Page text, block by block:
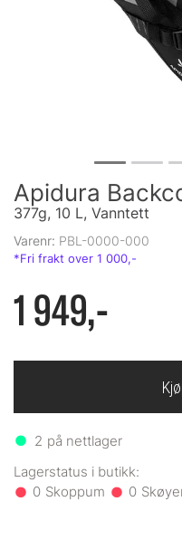
Apidura
377g, 10 L, Vanntett
Varenr: PBL-0000-000
1 949,-
2 på nettlager
0 0